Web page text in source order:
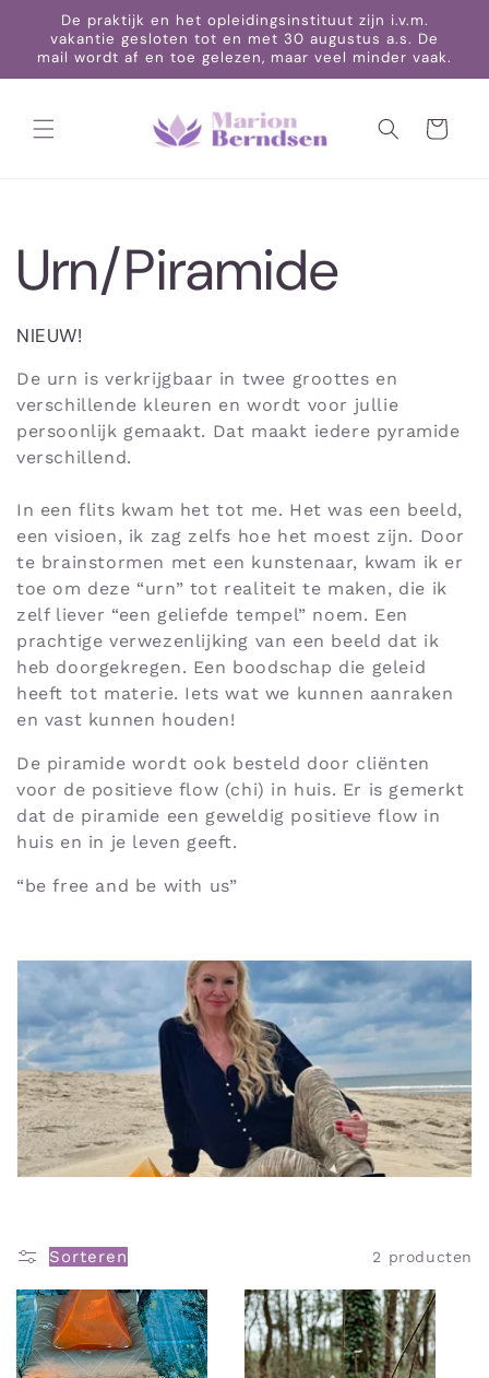
naar de
content
De praktijk en het opleidingsinstituut zijn i.v.m.
vakantie gesloten tot en met 30 augustus a.s. De
mail wordt af en toe gelezen, maar veel minder vaak.
Winkelwagen
C
o
l
l
e
c
t
i
e
Urn/Piramide
NIEUW!
De urn is verkrijgbaar in twee groottes en
verschillende kleuren en wordt voor jullie
persoonlijk gemaakt. Dat maakt iedere pyramide
verschillend.
In een flits kwam het tot me. Het was een beeld,
een visioen, ik zag zelfs hoe het moest zijn. Door
te brainstormen met een kunstenaar, kwam ik er
toe om deze “urn” tot realiteit te maken, die ik
zelf liever “een geliefde tempel” noem. Een
prachtige verwezenlijking van een beeld dat ik
heb doorgekregen. Een boodschap die geleid
heeft tot materie. Iets wat we kunnen aanraken
en vast kunnen houden!
De piramide wordt ook besteld door cliënten
voor de positieve flow (chi) in huis. Er is gemerkt
dat de piramide een geweldig positieve flow in
huis en in je leven geeft.
“be free and be with us”
Sorteren 2 producten